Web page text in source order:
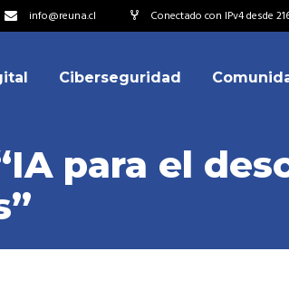
info@reuna.cl Conectado con IPv4 desde
Ciberseguridad
para el